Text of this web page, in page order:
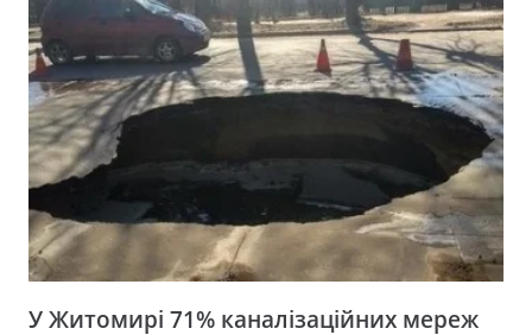
У Житомирі 71% каналізаційних мереж